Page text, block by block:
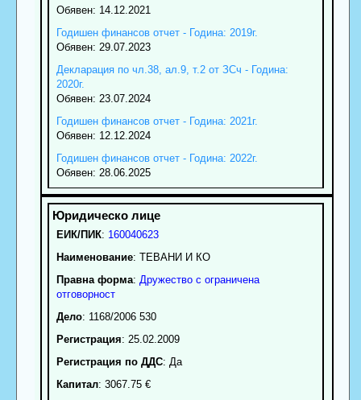
Обявен: 14.12.2021
Годишен финансов отчет - Година: 2019г.
Обявен: 29.07.2023
Декларация по чл.38, ал.9, т.2 от ЗСч - Година:
2020г.
Обявен: 23.07.2024
Годишен финансов отчет - Година: 2021г.
Обявен: 12.12.2024
Годишен финансов отчет - Година: 2022г.
Обявен: 28.06.2025
ЕИК/ПИК: 160040623
Наименование: ТЕВАНИ И КО
Правна форма: Дружество с ограничена
отговорност
Дело: 1168/2006 530
Регистрация: 25.02.2009
Регистрация по ДДС: Да
Капитал: 3067.75 €